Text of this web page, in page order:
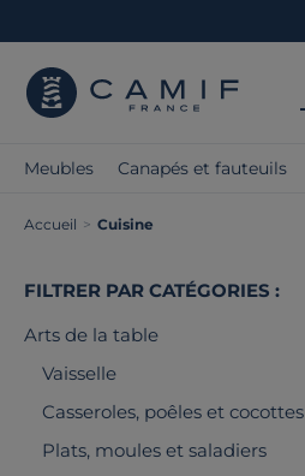
Meubles Canapés et fauteuils
Accueil > Cuisine
FILTRER PAR CATÉGORIES :
Arts de la table
Vaisselle
Casseroles, poêles et cocottes
Plats, moules et saladiers